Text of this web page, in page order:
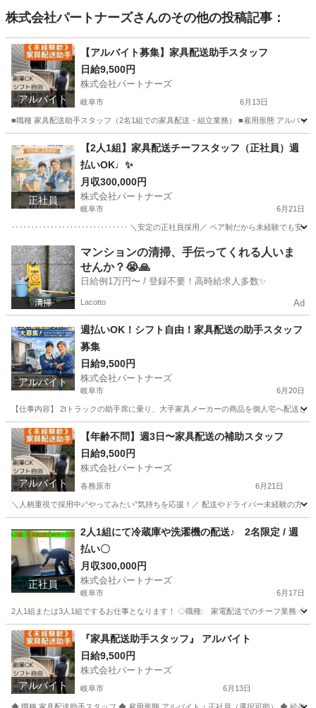
株式会社パートナーズさんのその他の投稿記事：
アルバイト
【アルバイト募集】家具配送助手スタッフ
日給9,500円
株式会社パートナーズ
岐阜市 6月13日
■職種 家具配送助手スタッフ（2名1組での家具配送・組立業務） ■雇用形態 アルバ
配送 岐阜 岐阜市 スタッフ
正社員
【2人1組】家具配送チーフスタッフ（正社員）週
払いOK♩✨
月収300,000円
株式会社パートナーズ
岐阜市 6月21日
‥‥‥‥‥‥‥‥‥‥‥‥‥‥‥ ＼安定の正社員採用／ ペア制だから未経験でも安心
岐阜 岐阜市 配送
マンションの清掃、手伝ってくれる人いま
せんか？😭🙏
日給例1万円〜 / 登録不要！高時給求人多数✨
Lacotto Ad
アルバイト
週払いOK！シフト自由！家具配送の助手スタッフ
募集
日給9,500円
株式会社パートナーズ
岐阜市 6月20日
【仕事内容】 2tトラックの助手席に乗り、大手家具メーカーの商品を個人宅へ配送
岐阜 岐阜市 配送 スタッフ
アルバイト
【年齢不問】週3日〜家具配送の補助スタッフ
日給9,500円
株式会社パートナーズ
各務原市 6月21日
＼人柄重視で採用中♪“やってみたい”気持ちを応援！／ 配送やドライバー未経験の方
配送 スタッフ
正社員
2人1組にて冷蔵庫や洗濯機の配送♪ 2名限定 / 週
払い〇
月収300,000円
株式会社パートナーズ
岐阜市 6月17日
2人1組または3人1組でするお仕事となります！ ◇職種: 家電配送でのチーフ業務 ◇
岐阜 岐阜市 ドライバー 岐阜 ドライバー
業務
アルバイト
『家具配送助手スタッフ』 アルバイト
日給9,500円
株式会社パートナーズ
岐阜市 6月13日